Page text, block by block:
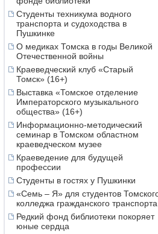
Студенты техникума водного
транспорта и судоходства в
Пушкинке
О медиках Томска в годы Великой
Отечественной войны
Краеведческий клуб «Старый
Томск» (16+)
Выставка «Томское отделение
Императорского музыкального
общества» (16+)
Информационно-методический
семинар в Томском областном
краеведческом музее
Краеведение для будущей
профессии
Студенты в гостях у Пушкинки
«Семь – Я» для студентов
колледжа гражданского транспорта
Редкий фонд библиотеки покоряет
юные сердца